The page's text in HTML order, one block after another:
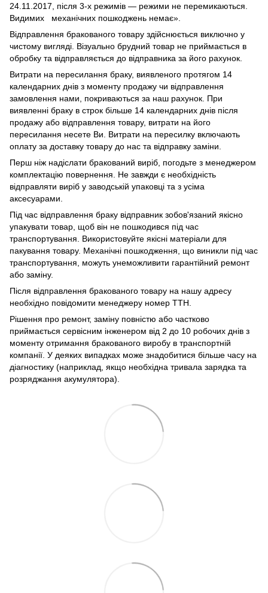
24.11.2017, після 3-х режимів — режими не перемикаються.
Видимих механічних пошкоджень немає».
Відправлення бракованого товару здійснюється виключно у
чистому вигляді. Візуально брудний товар не приймається в
обробку та відправляється до відправника за його рахунок.
Витрати на пересилання браку, виявленого протягом 14
календарних днів з моменту продажу чи відправлення
замовлення нами, покриваються за наш рахунок. При
виявленні браку в строк більше 14 календарних днів після
продажу або відправлення товару, витрати на його
пересилання несете Ви. Витрати на пересилку включають
оплату за доставку товару до нас та відправку заміни.
Перш ніж надіслати бракований виріб, погодьте з менеджером
комплектацію повернення. Не завжди є необхідність
відправляти виріб у заводській упаковці та з усіма
аксесуарами.
Під час відправлення браку відправник зобов'язаний якісно
упакувати товар, щоб він не пошкодився під час
транспортування. Використовуйте якісні матеріали для
пакування товару. Механічні пошкодження, що виникли під час
транспортування, можуть унеможливити гарантійний ремонт
або заміну.
Після відправлення бракованого товару на нашу адресу
необхідно повідомити менеджеру номер ТТН.
Рішення про ремонт, заміну повністю або частково
приймається сервісним інженером від 2 до 10 робочих днів з
моменту отримання бракованого виробу в транспортній
компанії. У деяких випадках може знадобитися більше часу на
діагностику (наприклад, якщо необхідна тривала зарядка та
розряджання акумулятора).